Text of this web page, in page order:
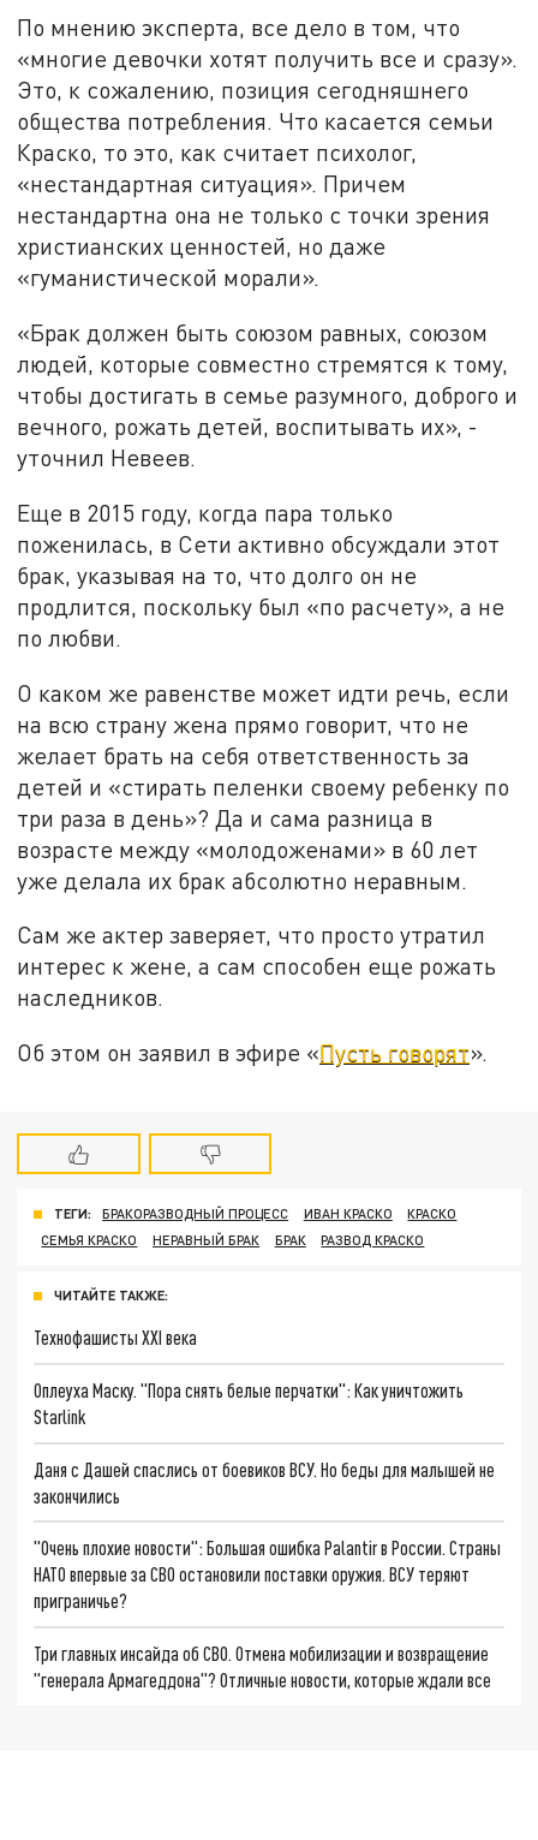
По мнению эксперта, все дело в том, что
«многие девочки хотят получить все и сразу».
Это, к сожалению, позиция сегодняшнего
общества потребления. Что касается семьи
Краско, то это, как считает психолог,
«нестандартная ситуация». Причем
нестандартна она не только с точки зрения
христианских ценностей, но даже
«гуманистической морали».
«Брак должен быть союзом равных, союзом
людей, которые совместно стремятся к тому,
чтобы достигать в семье разумного, доброго и
вечного, рожать детей, воспитывать их», -
уточнил Невеев.
Еще в 2015 году, когда пара только
поженилась, в Сети активно обсуждали этот
брак, указывая на то, что долго он не
продлится, поскольку был «по расчету», а не
по любви.
О каком же равенстве может идти речь, если
на всю страну жена прямо говорит, что не
желает брать на себя ответственность за
детей и «стирать пеленки своему ребенку по
три раза в день»? Да и сама разница в
возрасте между «молодоженами» в 60 лет
уже делала их брак абсолютно неравным.
Сам же актер заверяет, что просто утратил
интерес к жене, а сам способен еще рожать
наследников.
Об этом он заявил в эфире «Пусть говорят».
ТЕГИ: БРАКОРАЗВОДНЫЙ ПРОЦЕСС ИВАН КРАСКО
КРАСКО
СЕМЬЯ КРАСКО
НЕРАВНЫЙ БРАК БРАК РАЗВОД КРАСКО
ЧИТАЙТЕ ТАКЖЕ:
Технофашисты XXI века
Оплеуха Маску. "Пора снять белые перчатки": Как уничтожить
Starlink
Даня с Дашей спаслись от боевиков ВСУ. Но беды для малышей не
закончились
"Очень плохие новости": Большая ошибка Palantir в России. Страны
НАТО впервые за СВО остановили поставки оружия. ВСУ теряют
приграничье?
Три главных инсайда об СВО. Отмена мобилизации и возвращение
"генерала Армагеддона"? Отличные новости, которые ждали все